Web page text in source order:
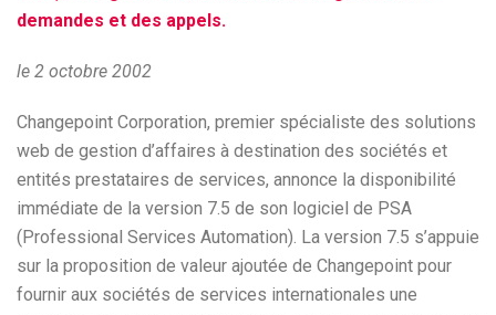
demandes et des appels.
le 2 octobre 2002
Changepoint Corporation, premier spécialiste des solutions
web de gestion d’affaires à destination des sociétés et
entités prestataires de services, annonce la disponibilité
immédiate de la version 7.5 de son logiciel de PSA
(Professional Services Automation). La version 7.5 s’appuie
sur la proposition de valeur ajoutée de Changepoint pour
fournir aux sociétés de services internationales une